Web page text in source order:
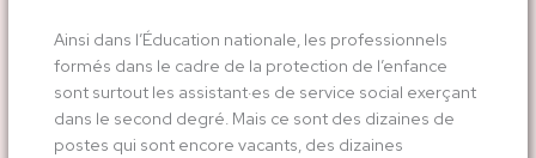
Ainsi dans l’Éducation nationale, les professionnels
formés dans le cadre de la protection de l’enfance
sont surtout les assistant·es de service social exerçant
dans le second degré. Mais ce sont des dizaines de
postes qui sont encore vacants, des dizaines